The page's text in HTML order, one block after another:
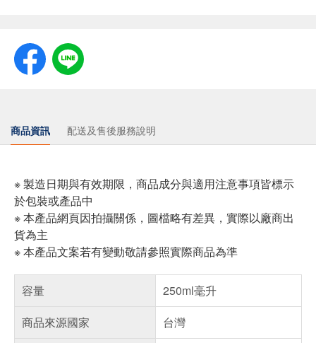
商品資訊 配送及售後服務說明
※ 製造日期與有效期限，商品成分與適用注意事項皆標示
於包裝或產品中
※ 本產品網頁因拍攝關係，圖檔略有差異，實際以廠商出
貨為主
※ 本產品文案若有變動敬請參照實際商品為準
容量
250ml毫升
商品來源國家
台灣